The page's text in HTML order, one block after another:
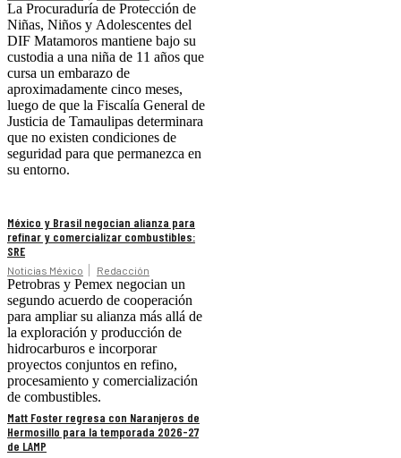
La Procuraduría de Protección de
Niñas, Niños y Adolescentes del
DIF Matamoros mantiene bajo su
custodia a una niña de 11 años que
cursa un embarazo de
aproximadamente cinco meses,
luego de que la Fiscalía General de
Justicia de Tamaulipas determinara
que no existen condiciones de
seguridad para que permanezca en
su entorno.
México y Brasil negocian alianza para
refinar y comercializar combustibles:
SRE
Noticias México Redacción
Petrobras y Pemex negocian un
segundo acuerdo de cooperación
para ampliar su alianza más allá de
la exploración y producción de
hidrocarburos e incorporar
proyectos conjuntos en refino,
procesamiento y comercialización
de combustibles.
Matt Foster regresa con Naranjeros de
Hermosillo para la temporada 2026-27
de LAMP